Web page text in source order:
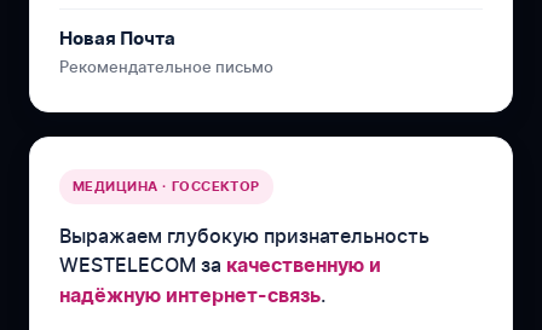
Новая Почта
Рекомендательное письмо
МЕДИЦИНА · ГОССЕКТОР
Выражаем глубокую признательность
WESTELECOM за качественную и
надёжную интернет-связь.